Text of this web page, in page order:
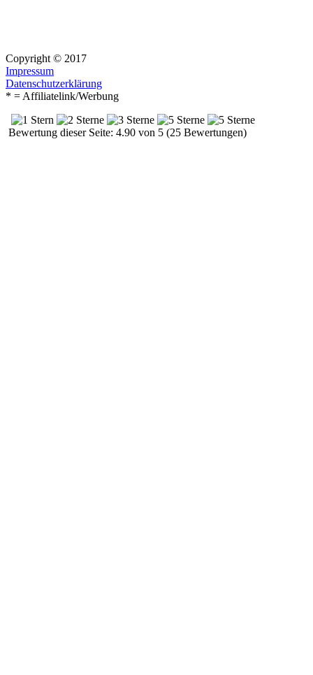
Copyright © 2017
Impressum
Datenschutzerklärung
* = Affiliatelink/Werbung
Bewertung dieser Seite: 4.90 von 5 (25 Bewertungen)